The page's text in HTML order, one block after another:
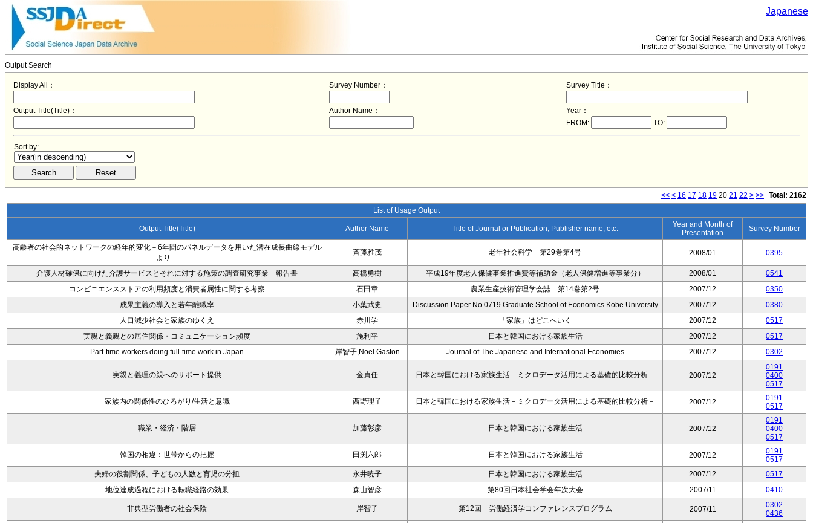
Japanese
Output Search
Display All： Survey Number： Survey Title：
Output Title(Title)： Author Name：
Year：
FROM:
TO:
Sort by:
<< < 16 17 18 19 20 21 22 > >> Total: 2162
− List of Usage Output −
Output Title(Title) Author Name Title of Journal or Publication, Publisher name, etc.
Year and Month of
Presentation
Survey Number
高齢者の社会的ネットワークの経年的変化－6年間のパネルデータを用いた潜在成長曲線モデル
より－
斉藤雅茂 老年社会科学 第29巻第4号 2008/01 0395
介護人材確保に向けた介護サービスとそれに対する施策の調査研究事業 報告書 高橋勇樹 平成19年度老人保健事業推進費等補助金（老人保健増進等事業分） 2008/01
0541
コンビニエンスストアの利用頻度と消費者属性に関する考察
石田章 農業生産技術管理学会誌 第14巻第2号 2007/12
0350
成果主義の導入と若年離職率
小葉武史 Discussion Paper No.0719 Graduate School of Economics Kobe University 2007/12
0380
人口減少社会と家族のゆくえ
赤川学 「家族」はどこへいく 2007/12
0517
実親と義親との居住関係・コミュニケーション頻度
施利平 日本と韓国における家族生活 2007/12
0517
Part-time workers doing full-time work in Japan
岸智子,Noel Gaston Journal of The Japanese and International Economies 2007/12 0302
実親と義理の親へのサポート提供 金貞任 日本と韓国における家族生活－ミクロデータ活用による基礎的比較分析－ 2007/12
0191
0400
0517
家族内の関係性のひろがり/生活と意識 西野理子 日本と韓国における家族生活－ミクロデータ活用による基礎的比較分析－ 2007/12
0191
0517
職業・経済・階層 加藤彰彦 日本と韓国における家族生活 2007/12
0191
0400
0517
韓国の相違：世帯からの把握 田渕六郎 日本と韓国における家族生活 2007/12
0191
0517
夫婦の役割関係、子どもの人数と育児の分担
永井暁子 日本と韓国における家族生活 2007/12
0517
地位達成過程における転職経路の効果
森山智彦 第80回日本社会学会年次大会 2007/11 0410
非典型労働者の社会保険 岸智子 第12回 労働経済学コンファレンスプログラム 2007/11
0302
0436